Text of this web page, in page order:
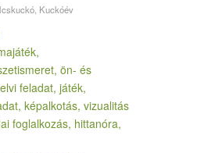
, Kuckóév
ön- és
feladat, játék,
képalkotás, vizualitás
foglalkozás, hittanóra,